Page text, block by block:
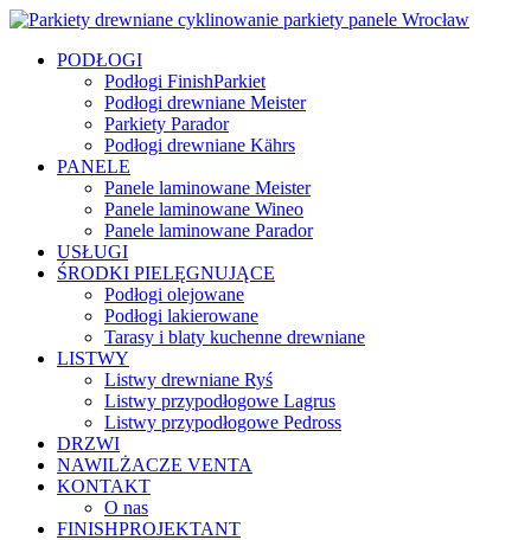
PODŁOGI
Podłogi FinishParkiet
Podłogi drewniane Meister
Parkiety Parador
Podłogi drewniane Kährs
PANELE
Panele laminowane Meister
Panele laminowane Wineo
Panele laminowane Parador
USŁUGI
ŚRODKI PIELĘGNUJĄCE
Podłogi olejowane
Podłogi lakierowane
Tarasy i blaty kuchenne drewniane
LISTWY
Listwy drewniane Ryś
Listwy przypodłogowe Lagrus
Listwy przypodłogowe Pedross
DRZWI
NAWILŻACZE VENTA
KONTAKT
O nas
FINISHPROJEKTANT